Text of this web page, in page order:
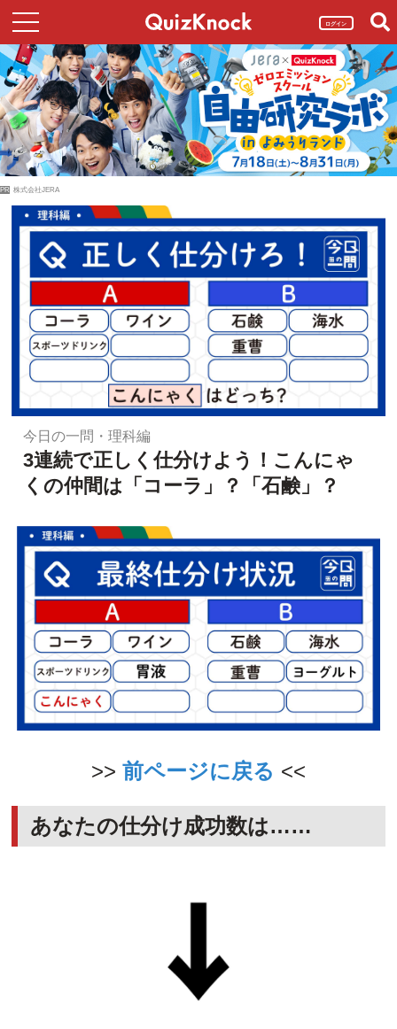
ログイン
PR 株式会社JERA
今日の一問・理科編
3連続で正しく仕分けよう！こんにゃ
くの仲間は「コーラ」？「石鹸」？
>> 前ページに戻る <<
あなたの仕分け成功数は……